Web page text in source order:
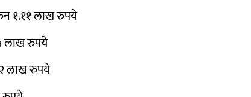
१.११ लाख रुपये
लाख रुपये
लाख रुपये